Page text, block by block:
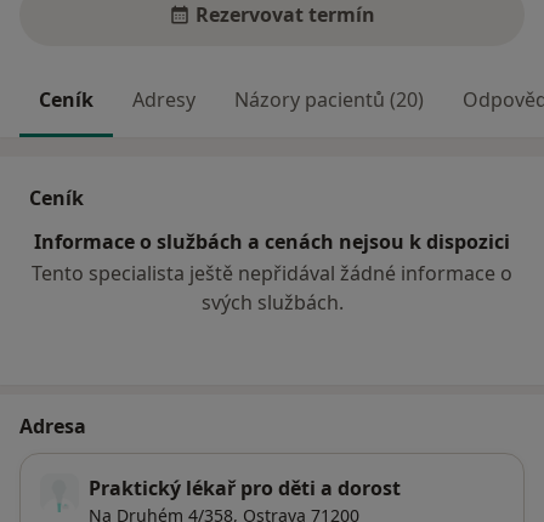
Rezervovat termín
Ceník Adresy Názory pacientů (20)
Ceník
Informace o službách a cenách nejsou k dispozici
Tento specialista ještě nepřidával žádné informace o
svých službách.
Adresa
Praktický lékař pro děti a dorost
Na Druhém 4/358, Ostrava 71200